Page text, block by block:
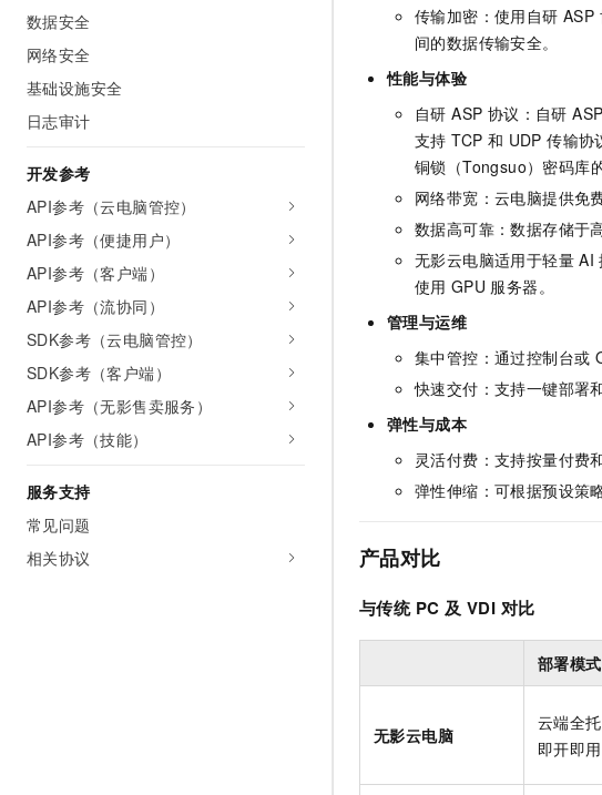
数据安全
网络安全
基础设施安全
日志审计
开发参考
API参考（云电脑管控）
API参考（便捷用户）
API参考（客户端）
API参考（流协同）
SDK参考（云电脑管控）
SDK参考（客户端）
API参考（无影售卖服务）
API参考（技能）
服务支持
常见问题
相关协议
传输加密：使用自研
间的数据传输安全。
性能与体验
自研 ASP 协议：自研
支持 TCP 和 UDP 传输协
铜锁（Tongsuo）密码库
网络带宽：云电脑提供免
数据高可靠：数据存储于
无影云电脑适用于轻量 AI
使用 GPU 服务器。
管理与运维
集中管控：通过控制台或
快速交付：支持一键部署
弹性与成本
灵活付费：支持按量付费
弹性伸缩：可根据预设策
产品对比
与传统 PC 及 VDI 对比
部署模式
无影云电脑
云端全
即开即用